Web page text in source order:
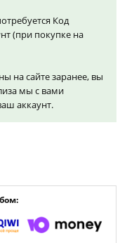
Код
(при покупке на
на сайте заранее, вы
мы с вами
аккаунт.